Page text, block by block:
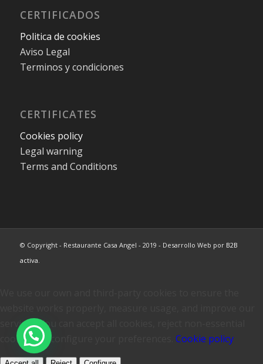
CERTIFICADOS
Politica de cookies
Aviso Legal
Terminos y condiciones
CERTIFICATES
Cookies policy
Legal warning
Terms and Conditions
© Copyright - Restaurante Casa Angel - 2019 - Desarrollo Web por B2B
activa.
services. You can accept all cookies, reject non-essential
cookies, or configure your preferences. Cookie policy